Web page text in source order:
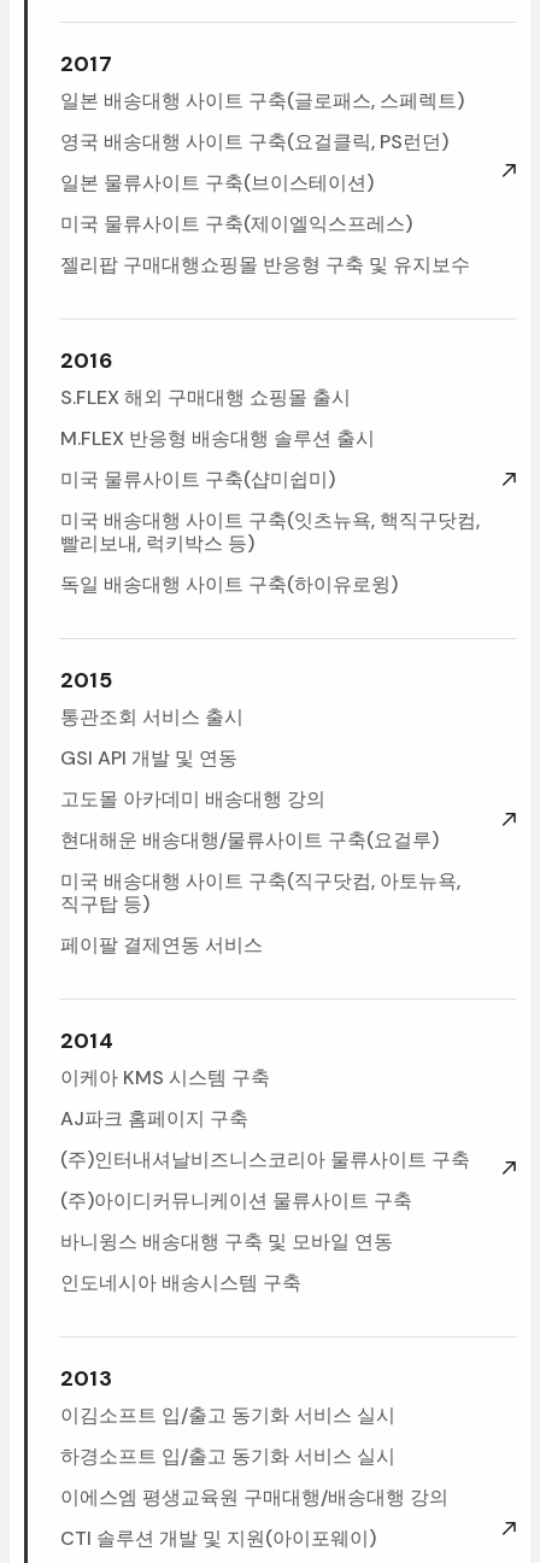
2017
일본배송대행사이트구축(글로패스,스페렉트)
영국배송대행사이트구축(요걸클릭,PS런던)
일본물류사이트구축(브이스테이션)
미국물류사이트구축(제이엘익스프레스)
젤리팝구매대행쇼핑몰반응형구축및유지보수
2016
S.FLEX해외구매대행쇼핑몰출시
M.FLEX반응형배송대행솔루션출시
미국물류사이트구축(샵미쉽미)
미국배송대행사이트구축(잇츠뉴욕,핵직구닷컴,
빨리보내,럭키박스등)
독일배송대행사이트구축(하이유로윙)
2015
통관조회서비스출시
GSIAPI개발및연동
고도몰아카데미배송대행강의
현대해운배송대행/물류사이트구축(요걸루)
미국배송대행사이트구축(직구닷컴,아토뉴욕,
직구탑등)
페이팔결제연동서비스
2014
이케아KMS시스템구축
AJ파크홈페이지구축
(주)인터내셔날비즈니스코리아물류사이트구축
(주)아이디커뮤니케이션물류사이트구축
바니윙스배송대행구축및모바일연동
인도네시아배송시스템구축
2013
이김소프트입/출고동기화서비스실시
하경소프트입/출고동기화서비스실시
이에스엠평생교육원구매대행/배송대행강의
CTI솔루션개발및지원(아이포웨이)